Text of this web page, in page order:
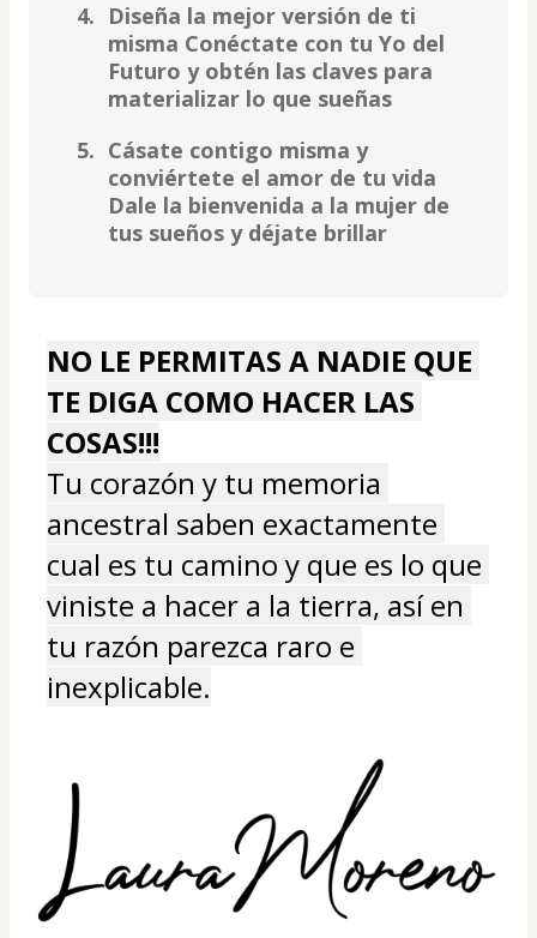
Diseña la mejor versión de ti
misma Conéctate con tu Yo del
Futuro y obtén las claves para
materializar lo que sueñas
Cásate contigo misma y
conviértete el amor de tu vida
Dale la bienvenida a la mujer de
tus sueños y déjate brillar
NO LE PERMITAS A NADIE QUE
TE DIGA COMO HACER LAS
COSAS!!!
Tu corazón y tu memoria
ancestral saben exactamente
cual es tu camino y que es lo que
viniste a hacer a la tierra, así en
tu razón parezca raro e
inexplicable.